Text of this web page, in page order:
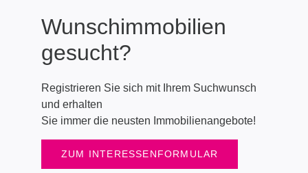
Wunschimmobilien
gesucht?
Registrieren Sie sich mit Ihrem Suchwunsch
und erhalten
Sie immer die neusten Immobilienangebote!
ZUM INTERESSENFORMULAR